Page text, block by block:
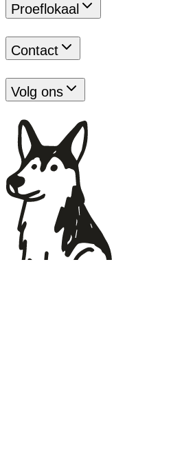
Proeflokaal
Contact
Volg ons